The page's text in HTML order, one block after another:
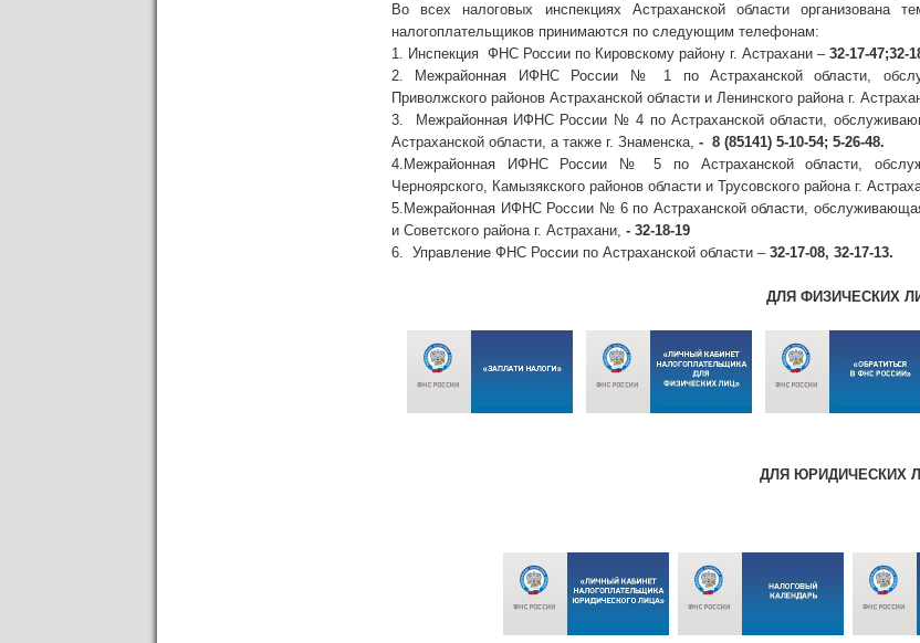
Во всех налоговых инспекциях Астраханской области организована
налогоплательщиков принимаются по следующим телефонам:
1. Инспекция ФНС России по Кировскому району г. Астрахани – 32-17-47;32-
2. Межрайонная ИФНС России № 1 по Астраханской области,
Приволжского районов Астраханской области и Ленинского района г.
3. Межрайонная ИФНС России № 4 по Астраханской области,
Астраханской области, а также г. Знаменска, - 8 (85141) 5-10-54; 5-26-48.
4.Межрайонная ИФНС России № 5 по Астраханской области,
Черноярского, Камызякского районов области и Трусовского района г.
5.Межрайонная ИФНС России № 6 по Астраханской области, обслуживающая
и Советского района г. Астрахани, - 32-18-19
6. Управление ФНС России по Астраханской области – 32-17-08, 32-17-13.
ДЛЯ ФИЗИЧЕСКИХ
ДЛЯ ЮРИДИЧЕСКИХ